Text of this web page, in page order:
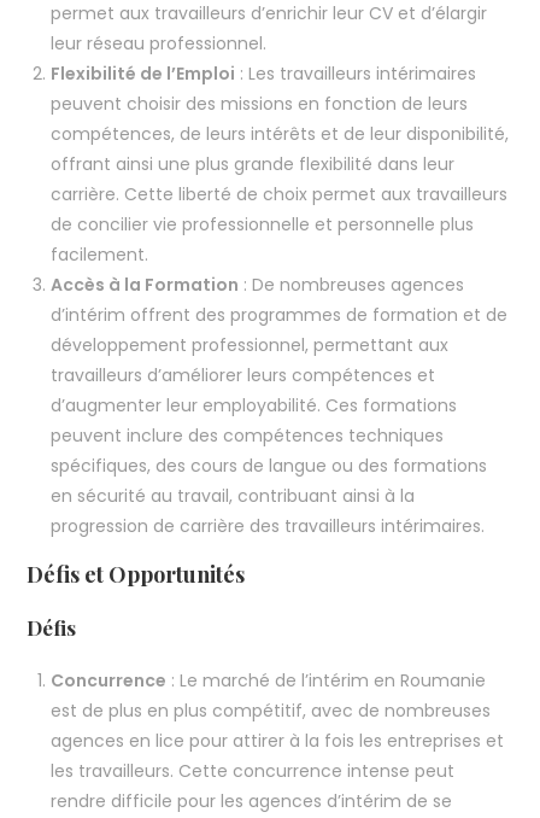
permet aux travailleurs d’enrichir leur CV et d’élargir
leur réseau professionnel.
Flexibilité de l’Emploi : Les travailleurs intérimaires
peuvent choisir des missions en fonction de leurs
compétences, de leurs intérêts et de leur disponibilité,
offrant ainsi une plus grande flexibilité dans leur
carrière. Cette liberté de choix permet aux travailleurs
de concilier vie professionnelle et personnelle plus
facilement.
Accès à la Formation : De nombreuses agences
d’intérim offrent des programmes de formation et de
développement professionnel, permettant aux
travailleurs d’améliorer leurs compétences et
d’augmenter leur employabilité. Ces formations
peuvent inclure des compétences techniques
spécifiques, des cours de langue ou des formations
en sécurité au travail, contribuant ainsi à la
progression de carrière des travailleurs intérimaires.
Défis et Opportunités
Défis
Concurrence : Le marché de l’intérim en Roumanie
est de plus en plus compétitif, avec de nombreuses
agences en lice pour attirer à la fois les entreprises et
les travailleurs. Cette concurrence intense peut
rendre difficile pour les agences d’intérim de se